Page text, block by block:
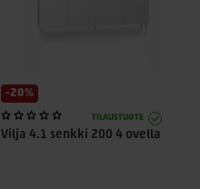
-20%
TILAUSTUOTE
Vilja 4.1 senkki 200 4 ovella